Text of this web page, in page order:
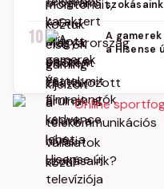
10
A
a Hisense